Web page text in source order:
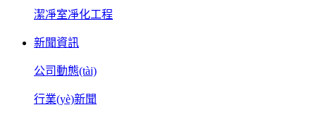
潔凈室凈化工程
新聞資訊
公司動態(tài)
行業(yè)新聞